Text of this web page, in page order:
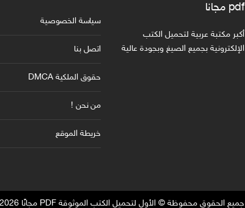
pdf مجانا
أكبر مكتبة عربية لتحميل الكتب
الإلكترونية بجميع الصيغ وبجودة عالية
سياسة الخصوصية
اتصل بنا
حقوق الملكية DMCA
من نحن !
خريطة الموقع
جميع الحقوق محفوظة © الأول لتحميل الكتب الموثوقة PDF مجانًا 2026